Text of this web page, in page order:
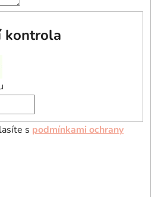
kontrola
s podmínkami ochrany